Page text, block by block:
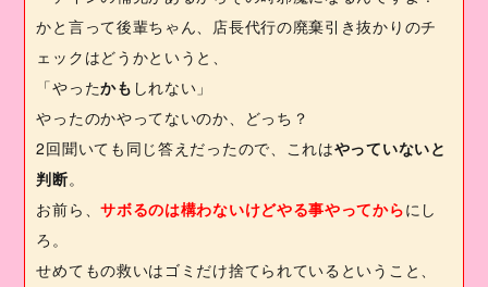
かと言って後輩ちゃん、店長代行の廃棄引き抜かりのチ
ェックはどうかというと、
「やったかも しれない」
やったのかやってないのか、どっち？
2回聞いても同じ答えだったので、これはやっていないと
判断。
お前ら、サボるのは構わないけどやる事やってからにし
ろ。
せめてもの救いはゴミだけ捨てられているということ、